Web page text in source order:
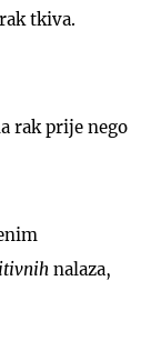
tkiva.
rak prije nego
nalaza,